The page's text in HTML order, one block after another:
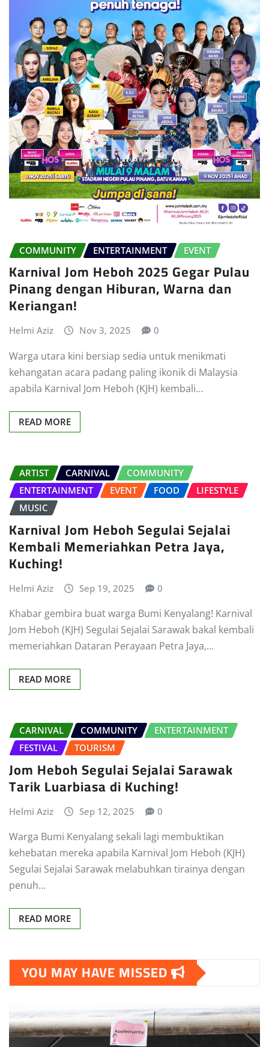
COMMUNITY ENTERTAINMENT EVENT
Karnival Jom Heboh 2025 Gegar Pulau
Pinang dengan Hiburan, Warna dan
Keriangan!
Helmi Aziz Nov 3, 2025 0
Warga utara kini bersiap sedia untuk menikmati
kehangatan acara padang paling ikonik di Malaysia
apabila Karnival Jom Heboh (KJH) kembali…
READ MORE
ARTIST CARNIVAL
COMMUNITY
ENTERTAINMENT
EVENT FOOD
LIFESTYLE
MUSIC
Karnival Jom Heboh Segulai Sejalai
Kembali Memeriahkan Petra Jaya,
Kuching!
Helmi Aziz Sep 19, 2025 0
Khabar gembira buat warga Bumi Kenyalang! Karnival
Jom Heboh (KJH) Segulai Sejalai Sarawak bakal kembali
memeriahkan Dataran Perayaan Petra Jaya,…
READ MORE
CARNIVAL COMMUNITY
ENTERTAINMENT
FESTIVAL
TOURISM
Jom Heboh Segulai Sejalai Sarawak
Tarik Luarbiasa di Kuching!
Helmi Aziz Sep 12, 2025 0
Warga Bumi Kenyalang sekali lagi membuktikan
kehebatan mereka apabila Karnival Jom Heboh (KJH)
Segulai Sejalai Sarawak melabuhkan tirainya dengan
penuh…
READ MORE
YOU MAY HAVE MISSED